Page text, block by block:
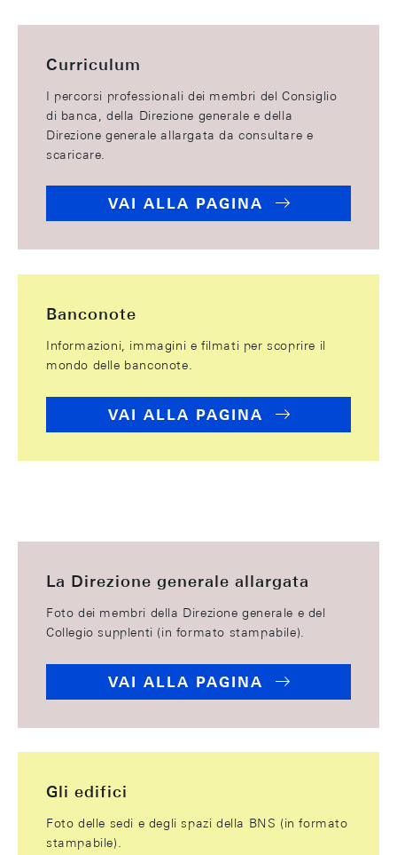
Curriculum
I percorsi professionali dei membri del Consiglio
di banca, della Direzione generale e della
Direzione generale allargata da consultare e
scaricare.
VAI ALLA PAGINA
Banconote
Informazioni, immagini e filmati per scoprire il
mondo delle banconote.
VAI ALLA PAGINA
La Direzione generale allargata
Foto dei membri della Direzione generale e del
Collegio supplenti (in formato stampabile).
VAI ALLA PAGINA
Gli edifici
Foto delle sedi e degli spazi della BNS (in formato
stampabile).